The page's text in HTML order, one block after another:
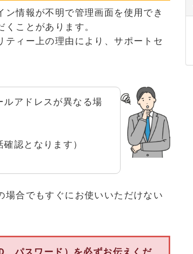
情報が不明で管理画面を使用でき
ことがあります。
ティー上の理由により、サポートセ
ルアドレスが異なる場
認となります）
場合でもすぐにお使いいただけない
パスワード）を必ずお伝えくだ